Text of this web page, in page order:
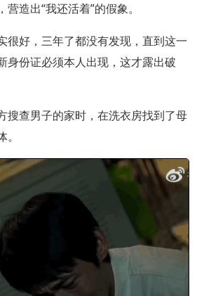
造出“我还活着”的假象。
很好，三年了都没有发现，直到这一
身份证必须本人出现，这才露出破
搜查男子的家时，在洗衣房找到了母